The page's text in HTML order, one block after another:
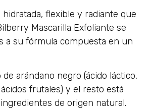
flexible y radiante que
Mascarilla Exfoliante se
a su fórmula compuesta en un
arándano negro (ácido láctico,
frutales) y el resto está
de origen natural.